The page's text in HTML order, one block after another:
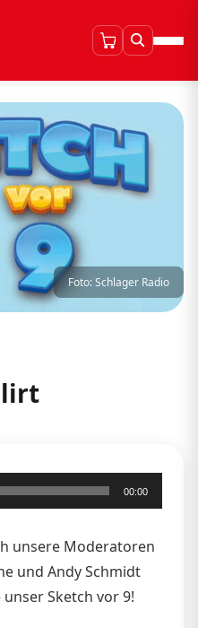
Foto: Schlager Radio
00:00
unsere Moderatoren
und Andy Schmidt
Sketch vor 9!